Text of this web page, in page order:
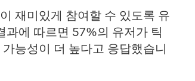
재미있게 참여할 수 있도록 유
과에 따르면 57%의 유저가 틱
능성이 더 높다고 응답했습니